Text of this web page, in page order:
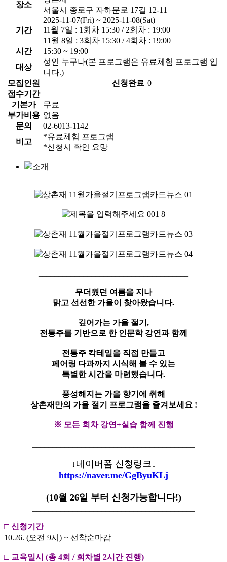
장소
서울시 종로구 자하문로 17길 12-11
기간
2025-11-07(Fri) ~ 2025-11-08(Sat)
11월 7일 : 1회차 15:30 / 2회차 : 19:00
11월 8일 : 3회차 15:30 / 4회차 : 19:00
시간
15:30 ~ 19:00
대상
성인 누구나(본 프로그램은 유료체험 프로그램 입
니다.)
모집인원
신청완료 0
접수기간
기본가
무료
부가비용 없음
문의
02-6013-1142
비고
*유료체험 프로그램
*신청시 확인 요망
소개
무더웠던 여름을 지나
맑고 선선한 가을이 찾아왔습니다.
깊어가는 가을 절기,
전통주를 기반으로 한 인문학 강연과 함께
전통주 칵테일을 직접 만들고
페어링 다과까지 시식해 볼 수 있는
특별한 시간을 마련했습니다.
풍성해지는 가을 향기에 취해
상촌재만의 가을 절기 프로그램을 즐겨보세요 !
※ 모든 회차 강연+실습 함께 진행
↓네이버폼 신청링크↓
https://naver.me/GgByuKLj
(10월 26일 부터 신청가능합니다!)
□ 신청기간
10.26. (오전 9시) ~ 선착순마감
□ 교육일시 (총 4회 / 회차별 2시간 진행)